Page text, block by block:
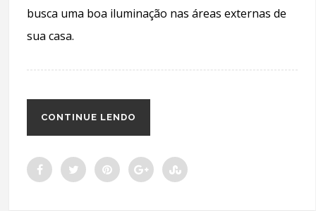
busca uma boa iluminação nas áreas externas de
sua casa.
CONTINUE LENDO